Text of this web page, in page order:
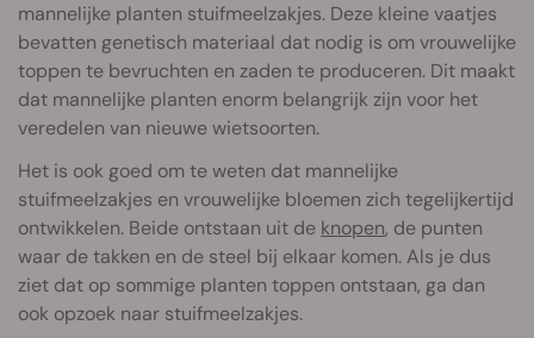
mannelijke planten stuifmeelzakjes. Deze kleine vaatjes
bevatten genetisch materiaal dat nodig is om vrouwelijke
toppen te bevruchten en zaden te produceren. Dit maakt
dat mannelijke planten enorm belangrijk zijn voor het
veredelen van nieuwe wietsoorten.
Het is ook goed om te weten dat mannelijke
stuifmeelzakjes en vrouwelijke bloemen zich tegelijkertijd
ontwikkelen. Beide ontstaan uit de knopen, de punten
waar de takken en de steel bij elkaar komen. Als je dus
ziet dat op sommige planten toppen ontstaan, ga dan
ook opzoek naar stuifmeelzakjes.